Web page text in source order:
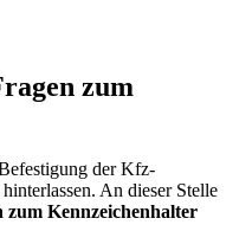
zum
der Kfz-
An dieser Stelle
zum Kennzeichenhalter